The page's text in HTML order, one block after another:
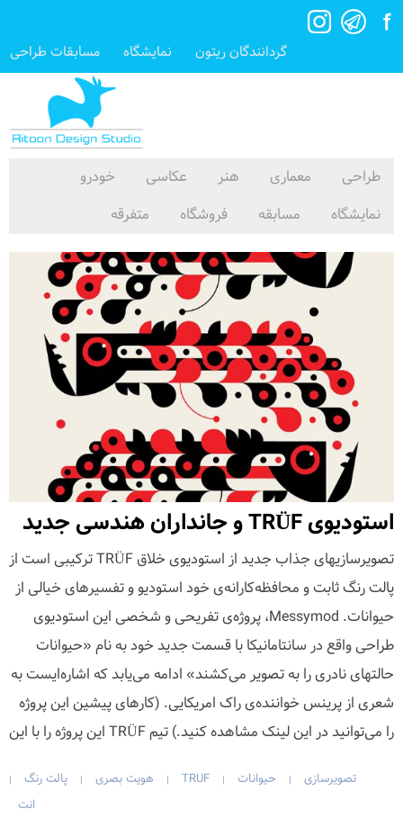
گردانندگان ریتون نمایشگاه مسابقات طراحی
طراحی معماری هنر عکاسی
خودرو
نمایشگاه
مسابقه فروشگاه متفرقه
استودیوی TRÜF و جانداران هندسی جدید
تصویرسازیهای جذاب جدید از استودیوی خلاق TRÜF ترکیبی است از
پالت رنگ ثابت و محافظه‌کارانه‌ی خود استودیو و تفسیرهای خیالی از
حیوانات. Messymod، پروژه‌ی تفریحی و شخصی این استودیوی
طراحی واقع در سانتامانیکا با قسمت جدید خود به نام «حیوانات
حالتهای نادری را به تصویر می‌کشند» ادامه می‌یابد که اشاره‌ایست به
شعری از پرینس خواننده‌ی راک امریکایی. (کارهای پیشین این پروژه
را می‌توانید در این لینک مشاهده کنید.) تیم TRÜF این پروژه را با این
تصویرسازی | حیوانات |
TRUF
| هویت بصری | پالت رنگ |
انت